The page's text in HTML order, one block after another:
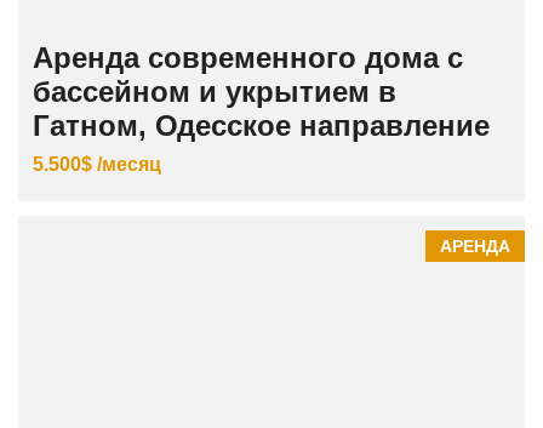
Аренда современного дома с
бассейном и укрытием в
Гатном, Одесское направление
5.500$ /месяц
АРЕНДА